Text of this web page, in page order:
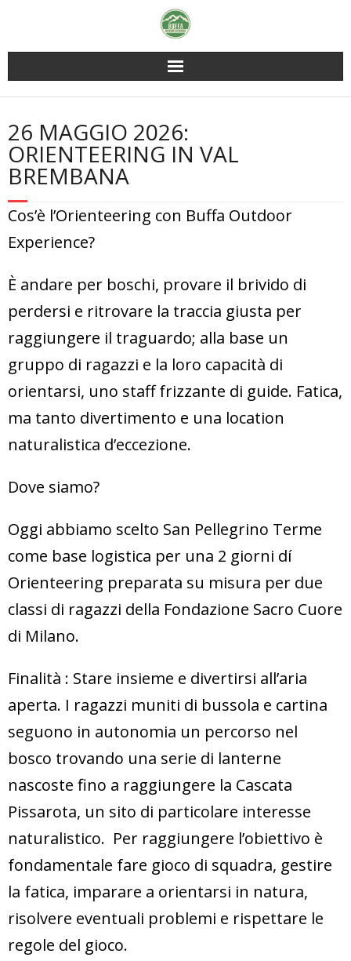
26 MAGGIO 2026:
ORIENTEERING IN VAL
BREMBANA
Cos’è l’Orienteering con Buffa Outdoor
Experience?
È andare per boschi, provare il brivido di
perdersi e ritrovare la traccia giusta per
raggiungere il traguardo; alla base un
gruppo di ragazzi e la loro capacità di
orientarsi, uno staff frizzante di guide. Fatica,
ma tanto divertimento e una location
naturalistica d’eccezione.
Dove siamo?
Oggi abbiamo scelto San Pellegrino Terme
come base logistica per una 2 giorni dí
Orienteering preparata su misura per due
classi di ragazzi della Fondazione Sacro Cuore
di Milano.
Finalità : Stare insieme e divertirsi all’aria
aperta. I ragazzi muniti di bussola e cartina
seguono in autonomia un percorso nel
bosco trovando una serie di lanterne
nascoste fino a raggiungere la Cascata
Pissarota, un sito di particolare interesse
naturalistico. Per raggiungere l’obiettivo è
fondamentale fare gioco di squadra, gestire
la fatica, imparare a orientarsi in natura,
risolvere eventuali problemi e rispettare le
regole del gioco.